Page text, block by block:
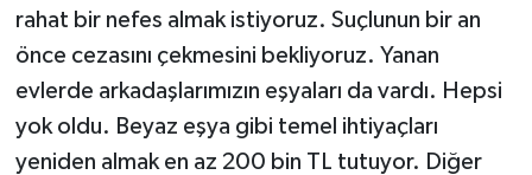
rahat bir nefes almak istiyoruz. Suçlunun bir an
önce cezasını çekmesini bekliyoruz. Yanan
evlerde arkadaşlarımızın eşyaları da vardı. Hepsi
yok oldu. Beyaz eşya gibi temel ihtiyaçları
yeniden almak en az 200 bin TL tutuyor. Diğer